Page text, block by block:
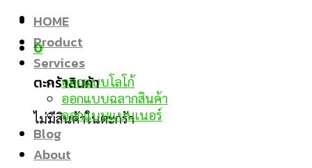
0
ตะกร้าสินค้า
ไม่มีสินค้าในตะกร้า
HOME
Product
Services
ออกแบบโลโก้
ออกแบบฉลากสินค้า
ออกแบบแบนเนอร์
Blog
About